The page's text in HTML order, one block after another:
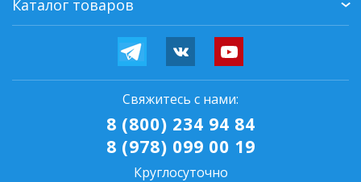
Каталог товаров
Свяжитесь с нами:
8 (800) 234 94 84
8 (978) 099 00 19
Круглосуточно